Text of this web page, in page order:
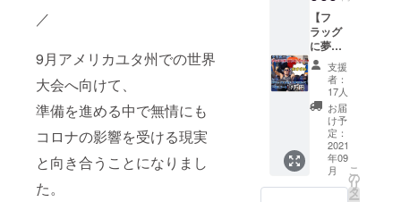
／
9月アメリカユタ州での世界
大会へ向けて、
準備を進める中で無情にも
コロナの影響を受ける現実
と向き合うことになりまし
た。
場。沈んで
いた自分を
これなら生
かせるので
は！と、ト
ライアス
リートとし
て一念発
起。 2003年
からアマ
18cmの
大きさ
となり
ます。
あな
たのお
名前を
載せて
全力で
テツ
ローが
前進し
ます。
スポン
載名を
必ず備
考欄に
記入く
ださ
い。
あなた
のお名
前・企
業様名
をトラ
イアス
ロン
「スイ
【フ
ラッグ
に夢と
お名前
を載せ
る権
利】⭐︎必
ず備考
欄に記
入お願
いしま
す。
・2021
支援
者：
17人
お届
け予
定：
2021
年09
月
こ
の
リ
タ